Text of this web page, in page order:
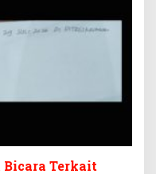
Terkait